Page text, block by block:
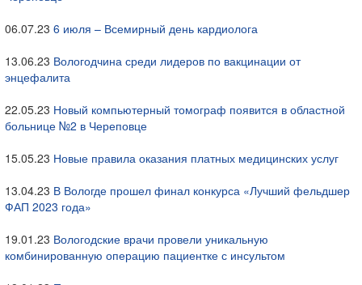
06.07.23 6 июля – Всемирный день кардиолога
13.06.23 Вологодчина среди лидеров по вакцинации от
энцефалита
22.05.23 Новый компьютерный томограф появится в областной
больнице №2 в Череповце
15.05.23 Новые правила оказания платных медицинских услуг
13.04.23 В Вологде прошел финал конкурса «Лучший фельдшер
ФАП 2023 года»
19.01.23 Вологодские врачи провели уникальную
комбинированную операцию пациентке с инсультом